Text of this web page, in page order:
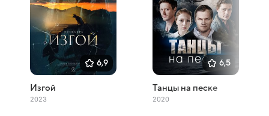
6,9
Изгой
2023
6,5
Танцы на песке
2020